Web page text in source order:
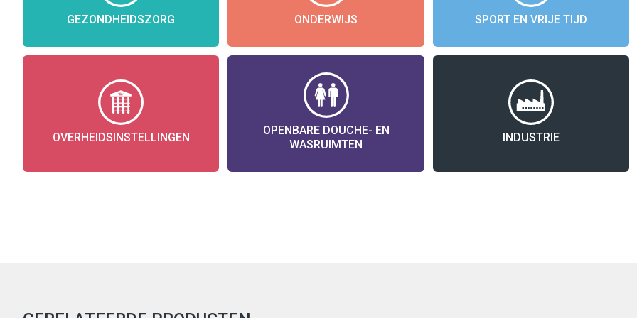
GEZONDHEIDSZORG ONDERWIJS SPORT EN VRIJE TIJD
OVERHEIDSINSTELLINGEN
OPENBARE DOUCHE- EN
WASRUIMTEN
INDUSTRIE